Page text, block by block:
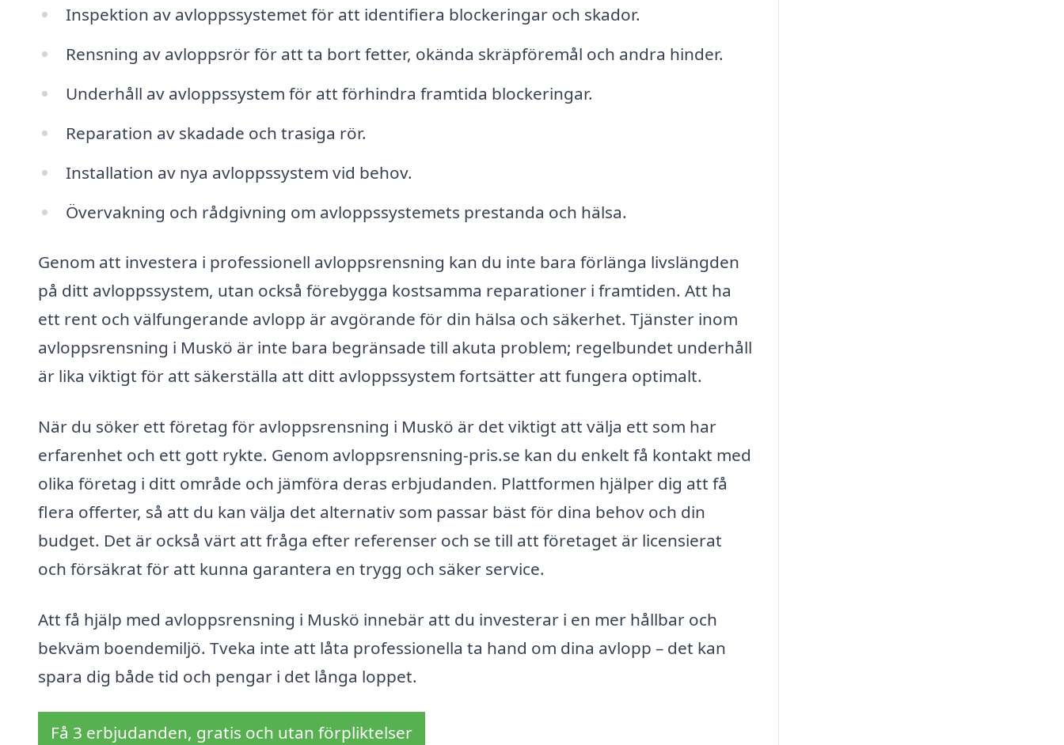
Inspektion av avloppssystemet för att identifiera blockeringar och skador.
Rensning av avloppsrör för att ta bort fetter, okända skräpföremål och andra hinder.
Underhåll av avloppssystem för att förhindra framtida blockeringar.
Reparation av skadade och trasiga rör.
Installation av nya avloppssystem vid behov.
Övervakning och rådgivning om avloppssystemets prestanda och hälsa.
Genom att investera i professionell avloppsrensning kan du inte bara förlänga livslängden
på ditt avloppssystem, utan också förebygga kostsamma reparationer i framtiden. Att ha
ett rent och välfungerande avlopp är avgörande för din hälsa och säkerhet. Tjänster inom
avloppsrensning i Muskö är inte bara begränsade till akuta problem; regelbundet underhåll
är lika viktigt för att säkerställa att ditt avloppssystem fortsätter att fungera optimalt.
När du söker ett företag för avloppsrensning i Muskö är det viktigt att välja ett som har
erfarenhet och ett gott rykte. Genom avloppsrensning-pris.se kan du enkelt få kontakt med
olika företag i ditt område och jämföra deras erbjudanden. Plattformen hjälper dig att få
flera offerter, så att du kan välja det alternativ som passar bäst för dina behov och din
budget. Det är också värt att fråga efter referenser och se till att företaget är licensierat
och försäkrat för att kunna garantera en trygg och säker service.
Att få hjälp med avloppsrensning i Muskö innebär att du investerar i en mer hållbar och
bekväm boendemiljö. Tveka inte att låta professionella ta hand om dina avlopp – det kan
spara dig både tid och pengar i det långa loppet.
Få 3 erbjudanden, gratis och utan förpliktelser